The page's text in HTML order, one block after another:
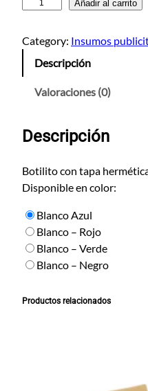
t
i
C
n
T
p
a
2
c
n
Añadir al carrito
Category: Insumos
Descripción
Valoraciones (0)
Descripción
Botilito con tapa
Disponible en color:
Blanco Azul
Blanco – Rojo
Blanco – Verde
Blanco – Negro
Productos relacionados